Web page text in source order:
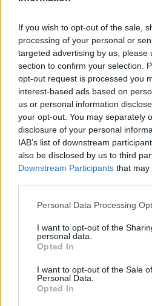
If you wish to opt-out of the sale,
processing of your personal or
targeted advertising by us, please
section to confirm your selection.
opt-out request is processed you
interest-based ads based on
us or personal information
your opt-out. You may separately
disclosure of your personal
IAB’s list of downstream
also be disclosed by us to third
Downstream Participants that may
Personal Data Processing
I want to opt-out of the
personal data.
Opted In
I want to opt-out of the Sale
Personal Data.
Opted In